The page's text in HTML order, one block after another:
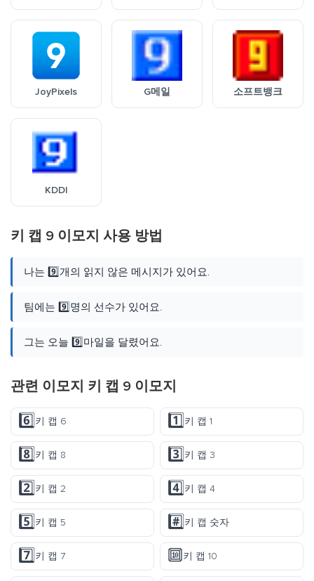
JoyPixels G메일 소프트뱅크
KDDI
키 캡 9 이모지 사용 방법
나는 9️⃣개의 읽지 않은 메시지가 있어요.
팀에는 9️⃣명의 선수가 있어요.
그는 오늘 9️⃣마일을 달렸어요.
관련 이모지 키 캡 9 이모지
6️⃣키 캡 6 1️⃣키 캡 1
8️⃣키 캡 8 3️⃣키 캡 3
2️⃣키 캡 2 4️⃣키 캡 4
5️⃣키 캡 5 #️⃣키 캡 숫자
7️⃣키 캡 7 🔟키 캡 10